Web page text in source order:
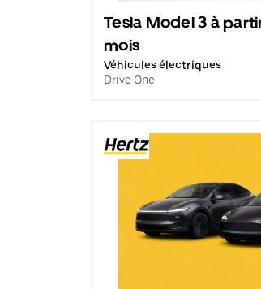
Tesla Model 3 à
mois
Véhicules électriques
Drive One